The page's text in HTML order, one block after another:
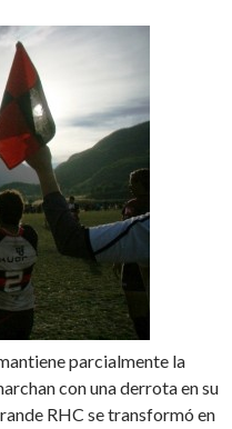
parcialmente la
con una derrota en su
RHC se transformó en